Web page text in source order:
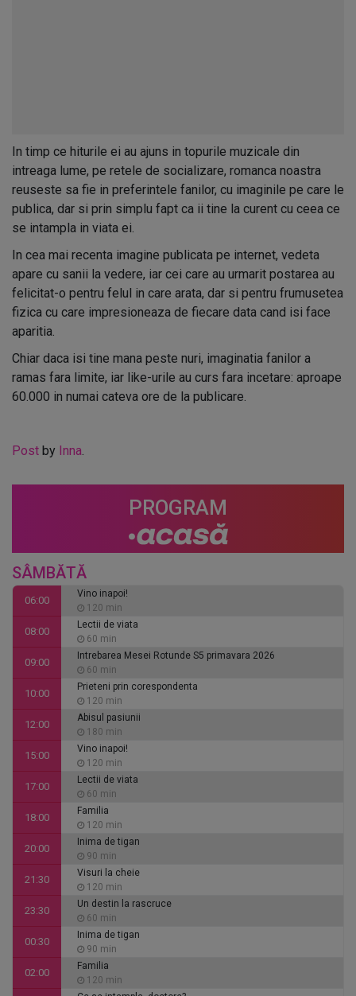
In timp ce hiturile ei au ajuns in topurile muzicale din
intreaga lume, pe retele de socializare, romanca noastra
reuseste sa fie in preferintele fanilor, cu imaginile pe care le
publica, dar si prin simplu fapt ca ii tine la curent cu ceea ce
se intampla in viata ei.
In cea mai recenta imagine publicata pe internet, vedeta
apare cu sanii la vedere, iar cei care au urmarit postarea au
felicitat-o pentru felul in care arata, dar si pentru frumusetea
fizica cu care impresioneaza de fiecare data cand isi face
aparitia.
Chiar daca isi tine mana peste nuri, imaginatia fanilor a
ramas fara limite, iar like-urile au curs fara incetare: aproape
60.000 in numai cateva ore de la publicare.
Post by Inna.
PROGRAM
SÂMBĂTĂ
06:00
Vino inapoi!
120 min
08:00
Lectii de viata
60 min
09:00
Intrebarea Mesei Rotunde S5 primavara 2026
60 min
10:00
Prieteni prin corespondenta
120 min
12:00
Abisul pasiunii
180 min
15:00
Vino inapoi!
120 min
17:00
Lectii de viata
60 min
18:00
Familia
120 min
20:00
Inima de tigan
90 min
21:30
Visuri la cheie
120 min
23:30
Un destin la rascruce
60 min
00:30
Inima de tigan
90 min
02:00
Familia
120 min